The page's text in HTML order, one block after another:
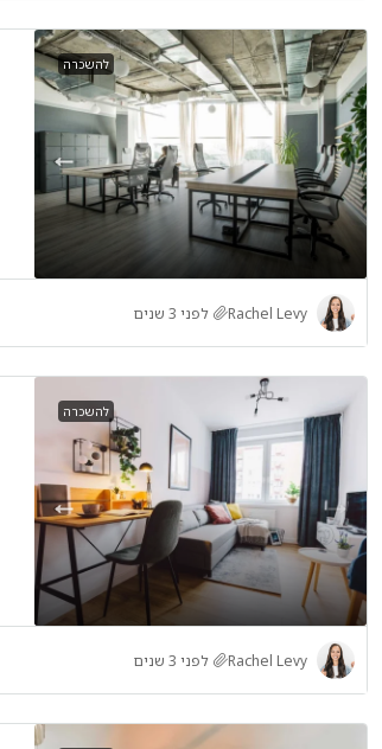
להשכרה
Rachel Levy לפני 3 שנים
להשכרה
Rachel Levy לפני 3 שנים